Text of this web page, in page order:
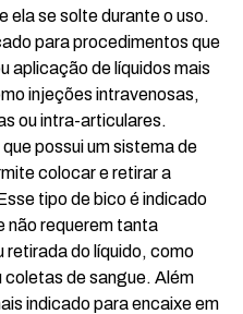
ela se solte durante o uso.
para procedimentos que
aplicação de líquidos mais
injeções intravenosas,
ou intra-articulares.
que possui um sistema de
colocar e retirar a
tipo de bico é indicado
não requerem tanta
retirada do líquido, como
de sangue. Além
indicado para encaixe em